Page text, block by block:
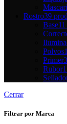
Rostro39
Base
Polvos
Primer
Rubor
Cerrar
Filtrar por Marca